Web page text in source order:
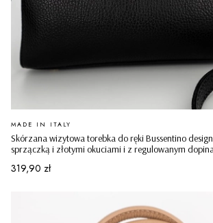
Skórzana wizytowa torebka do ręki Bussentino
sprzączką i złotymi okuciami i z regulowanym
PRODUCENT
MADE IN ITALY
Cena
319,90 zł